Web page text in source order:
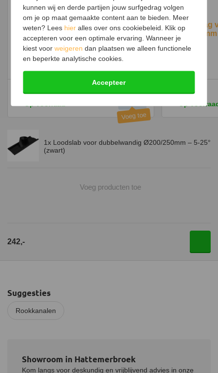
en 80 cm hoog.
Loodslab in het zwart
De koker waar de pijp doorheen wordt geschoven is zwart gelakt.
Deze lak is bestand tegen weersomstandigheden. Het lood zelf is
niet gelakt of gespoten, in tegenstelling tot de foto's heeft het lood
geen zwarte kleur. Deze is gemakkelijk zelf te spuiten naar je
gewenste kleur.
16,-
Stormkraag
Ø150/200mm
28,-
Op
1x Loodslab voor dubbelwandig Ø200/250mm – 5-25°
(zwart)
Voeg producten toe
242,-
Suggesties
Rookkanalen
Showroom in Hattemerbroek
Kom langs voor deskundig en vrijblijvend advies in onze
kunnen wij en derde partijen jouw surfgedrag volgen
om je op maat gemaakte content aan te bieden. Meer
weten? Lees hier alles over ons cookiebeleid. Klik op
accepteren voor een optimale ervaring. Wanneer je
kiest voorweigeren dan plaatsen we alleen functionele
en beperkte analytische cookies.
Accepteer